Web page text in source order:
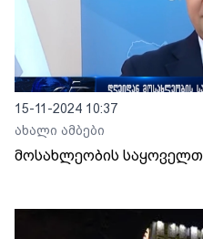
15-11-2024 10:37
ახალი ამბები
მოსახლეობის